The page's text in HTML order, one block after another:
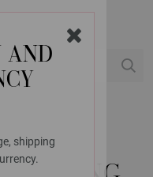
AND
shipping